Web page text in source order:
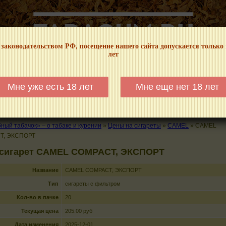
РФ, посещение нашего сайта допускается
лет
Мне уже есть 18 лет Мне еще нет 18 лет
МЫ НЕ ЗАНИМАЕМСЯ ПРОДАЖЕЙ И РЕКЛАМОЙ
ТРУБКИ ГДЕ КУПИТЬ ГДЕ ПОКУРИТЬ КУРЕНИЕ И
табачок» – о табаке и курении » Цены на сигареты » CAMEL » CAMEL
ЭКСПОРТ
CAMEL COMPACT, ЭКСПОРТ
Название CAMEL COMPACT, ЭКСПОРТ
Тип сигареты с фильтром
Кол-во в пачке 20
Текущая цена 205.00 руб
Дата изменения 2025-12-01